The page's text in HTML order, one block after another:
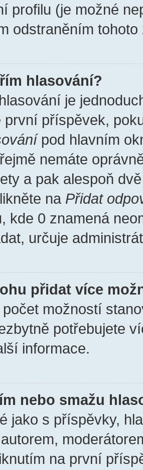
profilu (je možné
odstraněním
hlasování?
je
první příspěvek,
pod hlavním
nemáte
a pak alespoň
na Přidat
kde 0 znamená
určuje
přidat více
možností
potřebujete
informace.
nebo smažu
jako s příspěvky,
na první